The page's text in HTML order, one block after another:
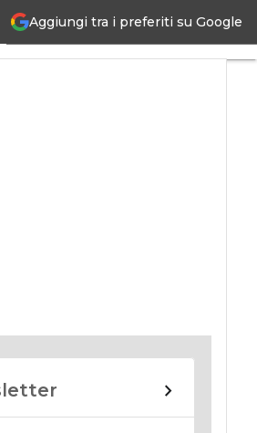
Aggiungi tra i preferiti su Google